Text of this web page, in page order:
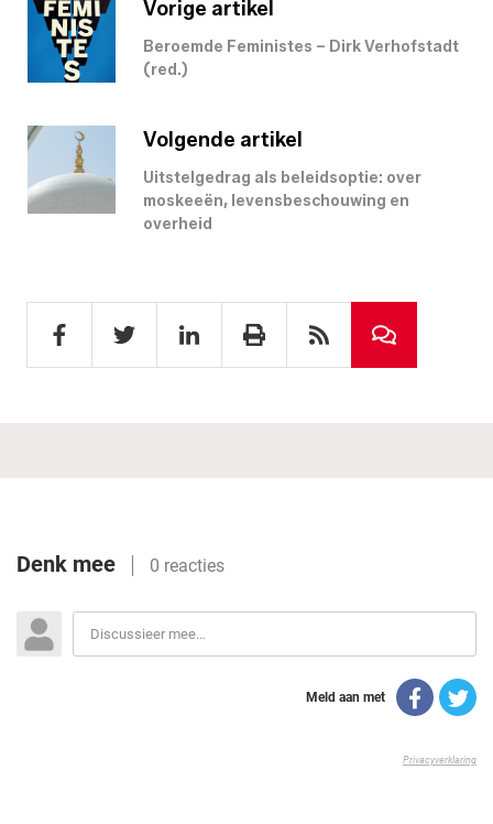
Vorige artikel
Beroemde Feministes – Dirk Verhofstadt
(red.)
Volgende artikel
Uitstelgedrag als beleidsoptie: over
moskeeën, levensbeschouwing en
overheid